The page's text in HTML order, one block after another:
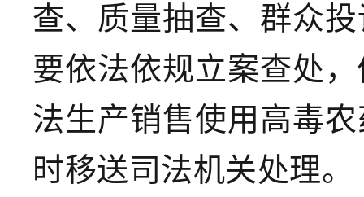
查、质量抽查、群众
要依法依规立案查处
法生产销售使用高毒
时移送司法机关处理。